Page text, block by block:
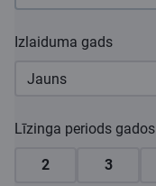
Izlaiduma gads
Jauns
Līzinga periods gados
2 3